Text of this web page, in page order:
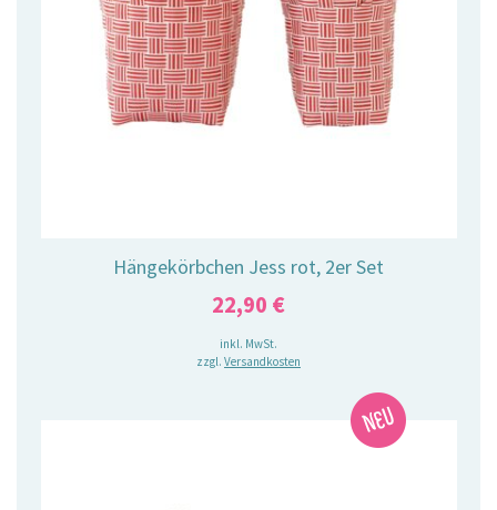
Hängekörbchen Jess rot, 2er Set
22,90 €
inkl. MwSt.
zzgl. Versandkosten